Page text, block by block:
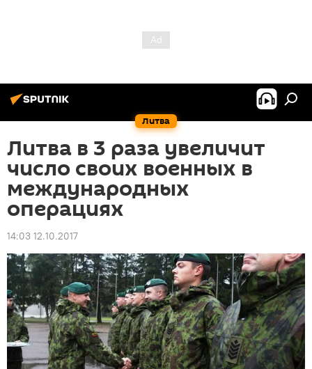
Литва
Литва в 3 раза увеличит
число своих военных в
международных
операциях
14:03 12.10.2017